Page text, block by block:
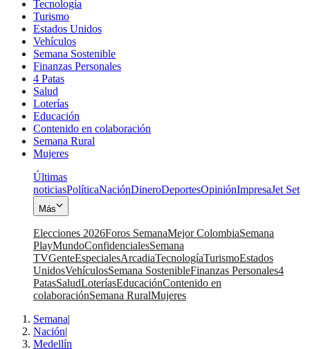
Tecnología
Turismo
Estados Unidos
Vehículos
Semana Sostenible
Finanzas Personales
4 Patas
Salud
Loterías
Educación
Contenido en colaboración
Semana Rural
Mujeres
Últimas
noticiasPolíticaNaciónDineroDeportesOpiniónImpresaJet Set
Más
Elecciones 2026Foros SemanaMejor ColombiaSemana
PlayMundoConfidencialesSemana
TVGenteEspecialesArcadiaTecnologíaTurismoEstados
UnidosVehículosSemana SostenibleFinanzas Personales4
PatasSaludLoteríasEducaciónContenido en
colaboraciónSemana RuralMujeres
Semana|
Nación|
Medellín